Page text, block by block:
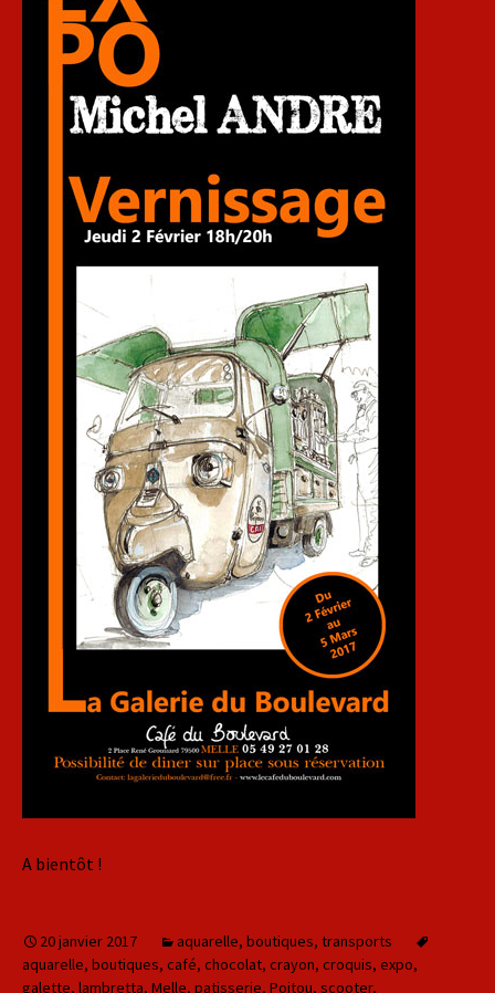
A bientôt !
20 janvier 2017 aquarelle, boutiques, transports
aquarelle, boutiques, café, chocolat, crayon, croquis, expo,
galette, lambretta, Melle, patisserie, Poitou, scooter,